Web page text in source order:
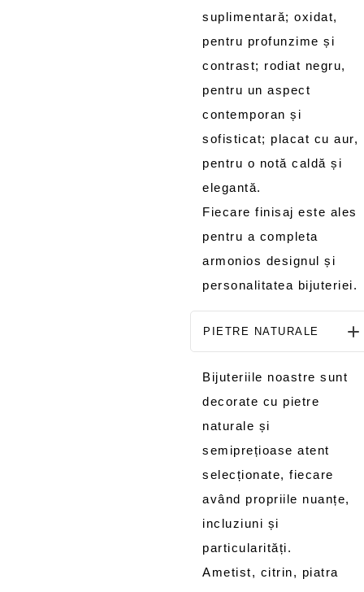
suplimentară; oxidat,
pentru profunzime și
contrast; rodiat negru,
pentru un aspect
contemporan și
sofisticat; placat cu aur,
pentru o notă caldă și
elegantă.
Fiecare finisaj este ales
pentru a completa
armonios designul și
personalitatea bijuteriei.
PIETRE NATURALE
Bijuteriile noastre sunt
decorate cu pietre
naturale și
semiprețioase atent
selecționate, fiecare
având propriile nuanțe,
incluziuni și
particularități.
Ametist, citrin, piatra